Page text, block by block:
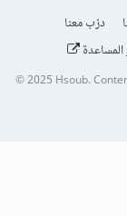
درّب معنا
© 2025Hsoub.